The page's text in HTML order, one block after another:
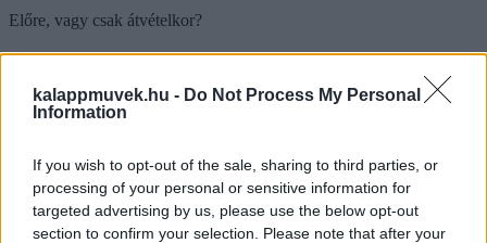
kalappmuvek.hu - Do Not Process My Personal
Information
If you wish to opt-out of the sale, sharing to third parties, or
processing of your personal or sensitive information for
targeted advertising by us, please use the below opt-out
section to confirm your selection. Please note that after your
Előre, vagy csak átvételkor?